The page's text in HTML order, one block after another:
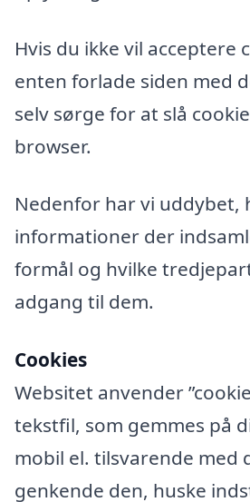
Hvis du ikke vil acceptere
enten forlade siden med
selv sørge for at slå
browser.
Nedenfor har vi uddybet,
informationer der
formål og hvilke
adgang til dem.
Cookies
Websitet anvender
tekstfil, som gemmes på
mobil el. tilsvarende med
genkende den, huske